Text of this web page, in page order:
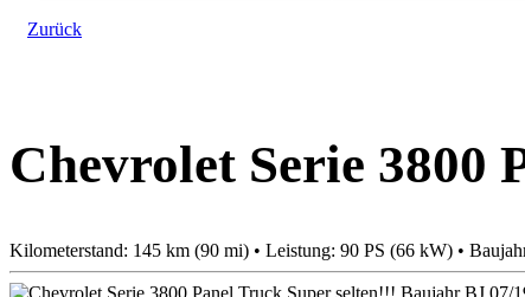
Zurück
Chevrolet Serie 3800
Kilometerstand: 145 km (90 mi) • Leistung: 90 PS (66 kW) •